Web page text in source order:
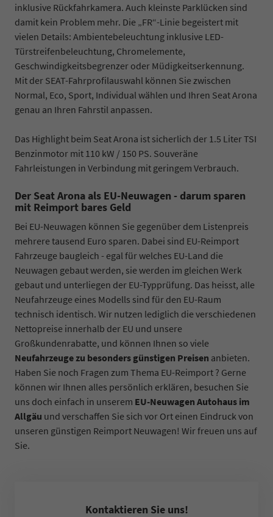
inklusive Rückfahrkamera. Auch kleinste Parklücken sind
damit kein Problem mehr. Die „FR“-Linie begeistert mit
vielen Details: Ambientebeleuchtung inklusive LED-
Türstreifenbeleuchtung, Chromelemente,
Geschwindigkeitsbegrenzer oder Müdigkeitserkennung.
Mit der SEAT-Fahrprofilauswahl können Sie zwischen
Normal, Eco, Sport, Individual wählen und Ihren Seat Arona
genau an Ihren Fahrstil anpassen.
Das Highlight beim Seat Arona ist sicherlich der 1.5 Liter TSI
Benzinmotor mit 110 kW / 150 PS. Souveräne
Fahrleistungen in Verbindung mit geringem Verbrauch.
Der Seat Arona als EU-Neuwagen - darum sparen
mit Reimport bares Geld
Bei EU-Neuwagen können Sie gegenüber dem Listenpreis
mehrere tausend Euro sparen. Dabei sind EU-Reimport
Fahrzeuge baugleich - egal für welches EU-Land die
Neuwagen gebaut werden, sie werden im gleichen Werk
gebaut und unterliegen der EU-Typprüfung. Das heisst, alle
Neufahrzeuge eines Modells sind für den EU-Raum
technisch identisch. Wir nutzen lediglich die verschiedenen
Nettopreise innerhalb der EU und unsere
Großkundenrabatte, und können Ihnen so viele
Neufahrzeuge zu besonders günstigen Preisen anbieten.
Haben Sie noch Fragen zum Thema EU-Reimport ? Gerne
können wir Ihnen alles persönlich erklären, besuchen Sie
uns doch einfach in unserem EU-Neuwagen Autohaus im
Allgäu und verschaffen Sie sich vor Ort einen Eindruck von
unseren günstigen Reimport Neuwagen! Wir freuen uns auf
Sie.
Kontaktieren Sie uns!